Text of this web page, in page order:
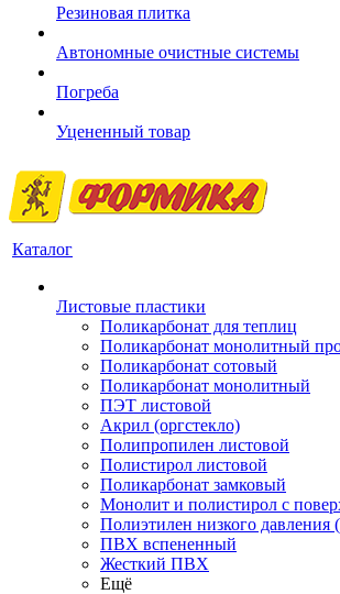
Резиновая плитка
Автономные очистные системы
Погреба
Уцененный товар
Каталог
Листовые пластики
Поликарбонат для теплиц
Поликарбонат монолитный
Поликарбонат сотовый
Поликарбонат монолитный
ПЭТ листовой
Акрил (оргстекло)
Полипропилен листовой
Полистирол листовой
Поликарбонат замковый
Монолит и полистирол с
Полиэтилен низкого
ПВХ вспененный
Жесткий ПВХ
Ещё